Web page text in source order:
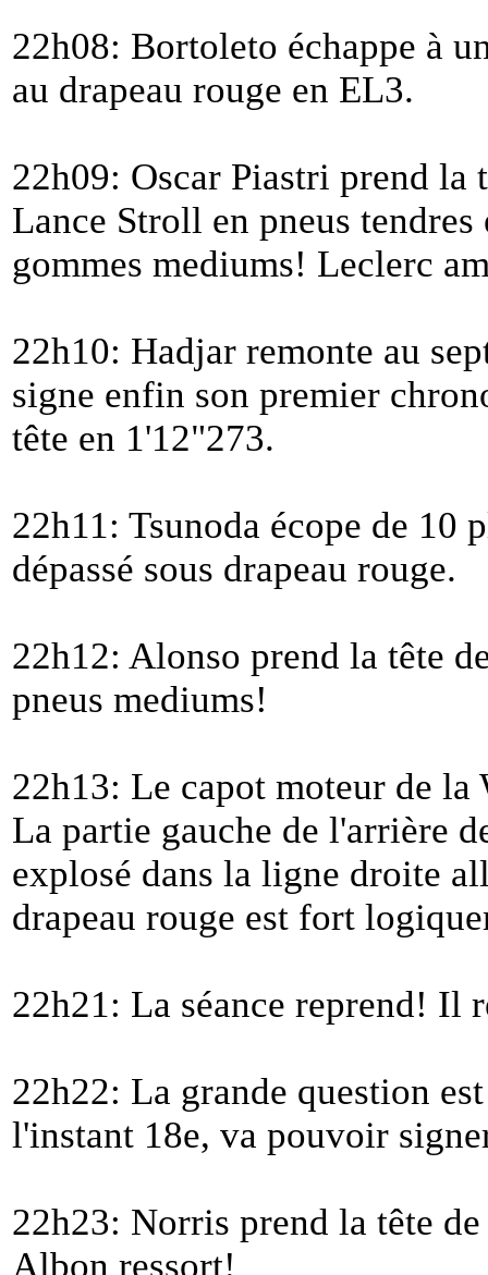
22h08: Bortoleto échappe à
au drapeau rouge en EL3.
22h09: Oscar Piastri prend la
Lance Stroll en pneus
gommes mediums! Leclerc
22h10: Hadjar remonte au
signe enfin son premier
tête en 1'12"273.
22h11: Tsunoda écope de 10
dépassé sous drapeau rouge.
22h12: Alonso prend la tête
pneus mediums!
22h13: Le capot moteur de
La partie gauche de l'arrière
explosé dans la ligne droite
drapeau rouge est fort
22h21: La séance reprend! Il
22h22: La grande question
l'instant 18e, va pouvoir
22h23: Norris prend la tête
Albon ressort!